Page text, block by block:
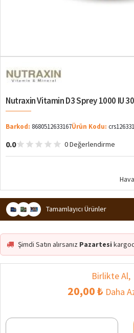
Nutraxin Vitamin D3 Sprey 1000 IU
Barkod: 8680512633167Ürün Kodu:
0.0 0 Değerlendirme
Tamamlayıcı Ürünler
Şimdi Satın alırsanız Pazartesi
Birlikte Al,
20,00 ₺ Daha